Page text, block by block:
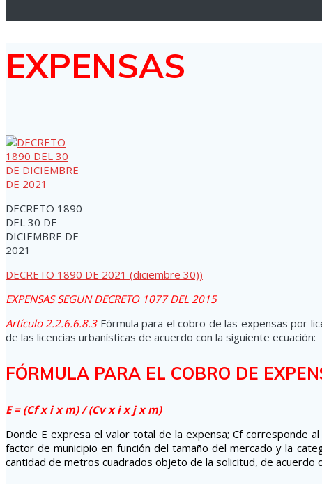
EXPENSAS
DECRETO 1890
DEL 30 DE
DICIEMBRE DE
2021
DECRETO 1890 DE 2021 (diciembre 30))
EXPENSAS SEGUN DECRETO 1077 DEL 2015
Artículo 2.2.6.6.8.3 Fórmula para el cobro de las expensas por
de las licencias urbanísticas de acuerdo con la siguiente ecuación:
FÓRMULA PARA EL COBRO DE
E = (Cf x i x m) / (Cv x i x j x m)
Donde E expresa el valor total de la expensa; Cf corresponde
factor de municipio en función del tamaño del mercado y la
cantidad de metros cuadrados objeto de la solicitud, de acuerdo